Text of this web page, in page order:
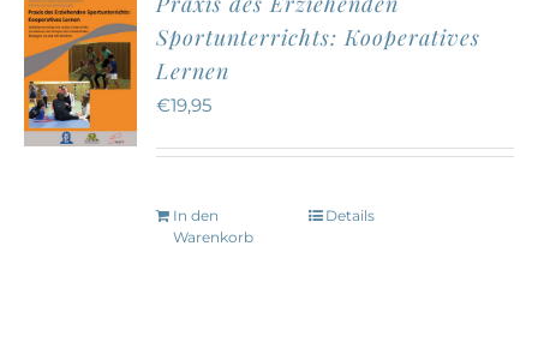
Sportunterrichts: Kooperatives
Lernen
€19,95
In den
Warenkorb
Details